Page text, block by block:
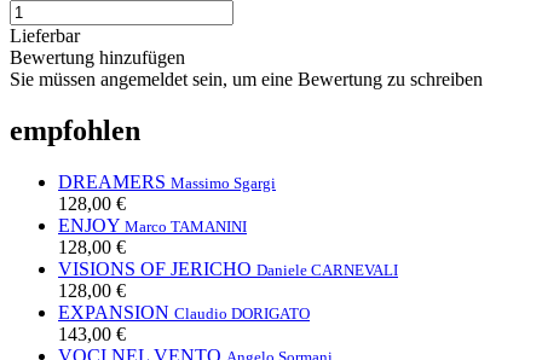
Lieferbar
Bewertung hinzufügen
Sie müssen angemeldet sein, um eine Bewertung zu schreiben
empfohlen
DREAMERS Massimo Sgargi
128,00 €
ENJOY Marco TAMANINI
128,00 €
VISIONS OF JERICHO Daniele CARNEVALI
128,00 €
EXPANSION Claudio DORIGATO
143,00 €
VOCI NEL VENTO